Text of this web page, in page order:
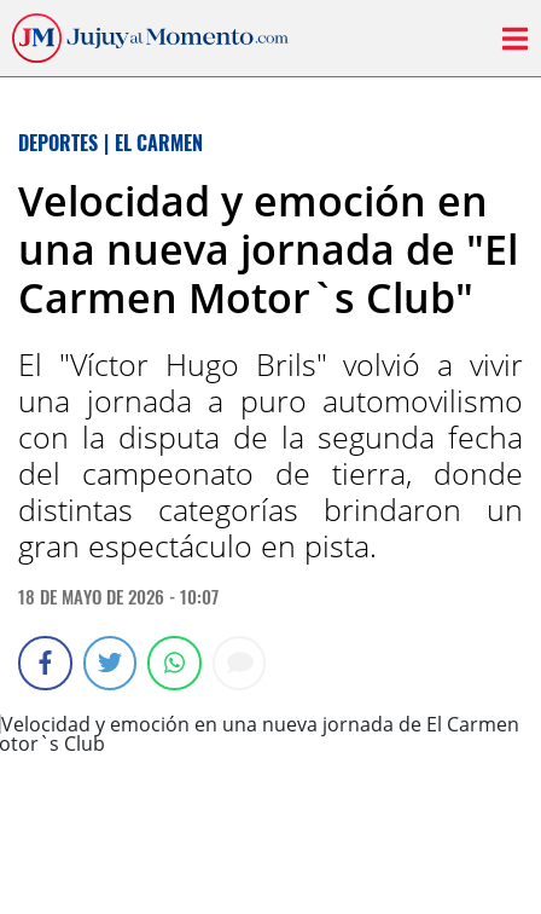
DEPORTES | EL CARMEN
Velocidad y emoción en
una nueva jornada de "El
Carmen Motor`s Club"
El "Víctor Hugo Brils" volvió a vivir
una jornada a puro automovilismo
con la disputa de la segunda fecha
del campeonato de tierra, donde
distintas categorías brindaron un
gran espectáculo en pista.
18 DE MAYO DE 2026 - 10:07